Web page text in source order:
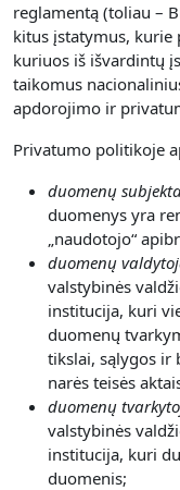
reglamentą (toliau –
kitus įstatymus,
kuriuos iš išvardintų
taikomus
apdorojimo ir
Privatumo politikoje
duomenų
duomenys yra
„naudotojo“
duomenų
valstybinės
institucija, kuri
duomenų
tikslai, sąlygos ir
narės teisės
duomenų
valstybinės
institucija, kuri
duomenis;